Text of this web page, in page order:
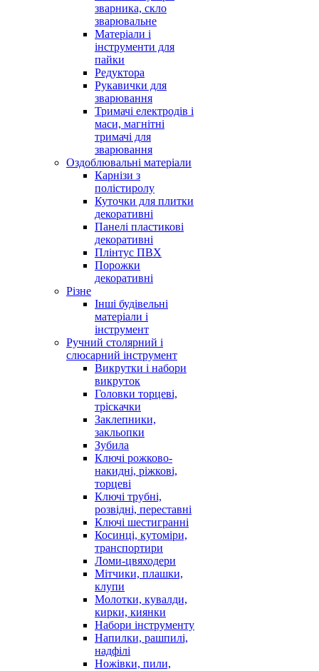
зварника, скло
зварювальне
Матеріали і
інструменти для
пайки
Редуктора
Рукавички для
зварювання
Тримачі електродів і
маси, магнітні
тримачі для
зварювання
Оздоблювальні матеріали
Карнізи з
полістиролу
Куточки для плитки
декоративні
Панелі пластикові
декоративні
Плінтус ПВХ
Порожки
декоративні
Різне
Інші будівельні
матеріали і
інструмент
Ручний столярний і
слюсарний інструмент
Викрутки і набори
викруток
Головки торцеві,
тріскачки
Заклепники,
закльопки
Зубила
Ключі рожково-
накидні, ріжкові,
торцеві
Ключі трубні,
розвідні, переставні
Ключі шестигранні
Косинці, кутоміри,
транспортири
Ломи-цвяходери
Мітчики, плашки,
клупи
Молотки, кувалди,
кирки, киянки
Набори інструменту
Напилки, рашпилі,
надфілі
Ножівки, пили,